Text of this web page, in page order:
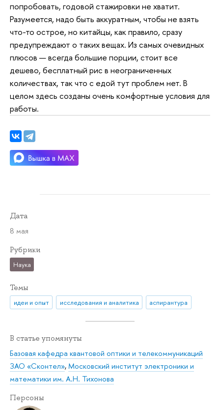
попробовать, годовой стажировки не хватит.
Разумеется, надо быть аккуратным, чтобы не взять
что-то острое, но китайцы, как правило, сразу
предупреждают о таких вещах. Из самых очевидных
плюсов — всегда большие порции, стоит все
дешево, бесплатный рис в неограниченных
количествах, так что с едой тут проблем нет. В
целом здесь созданы очень комфортные условия для
работы.
Дата
8 мая
Рубрики
Наука
Темы
идеи и опыт исследования и аналитика аспирантура
В статье упомянуты
Базовая кафедра квантовой оптики и телекоммуникаций
ЗАО «Сконтел»,Московский институт электроники и
математики им. А.Н. Тихонова
Персоны